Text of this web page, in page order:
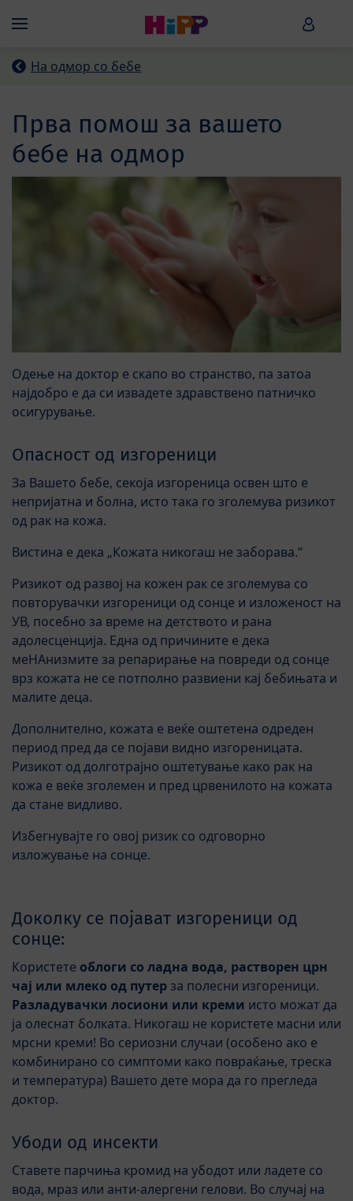
Menü HiPP
На одмор со бебе
Прва помош за вашето
бебе на одмор
Одење на доктор е скапо во странство, па затоа
најдобро е да си извадете здравствено патничко
осигурување.
Опасност од изгореници
За Вашето бебе, секоја изгореница освен што е
непријатна и болна, исто така го зголемува ризикот
од рак на кожа.
Вистина е дека „Кожата никогаш не заборава.“
Ризикот од развој на кожен рак се зголемува со
повторувачки изгореници од сонце и изложеност на
УВ, посебно за време на детството и рана
адолесценција. Една од причините е дека
меHAнизмите за репарирање на повреди од сонце
врз кожата не се потполно развиени кај бебињата и
малите деца.
Дополнително, кожата е веќе оштетена одреден
период пред да се појави видно изгореницата.
Ризикот од долготрајно оштетување како рак на
кожа е веќе зголемен и пред црвенилото на кожата
да стане видливо.
Избегнувајте го овој ризик со одговорно
изложување на сонце.
Доколку се појават изгореници од
сонце:
Користете облоги со ладна вода, растворен црн
чај или млеко од путерза полесни изгореници.
Разладувачки лосиони или креми исто можат да
ја олеснат болката. Никогаш не користете масни или
мрсни креми! Во сериозни случаи (особено ако е
комбинирано со симптоми како повраќање, треска
и температура) Вашето дете мора да го прегледа
доктор.
Убоди од инсекти
Ставете парчиња кромид на убодот или ладете со
вода, мраз или анти-алергени гелови. Во случај на